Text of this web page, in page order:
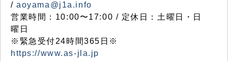
/aoyama@j1a.info
営業時間：10:00〜17:00 / 定休日：土曜日・日
曜日
※緊急受付24時間365日※
https://www.as-jla.jp